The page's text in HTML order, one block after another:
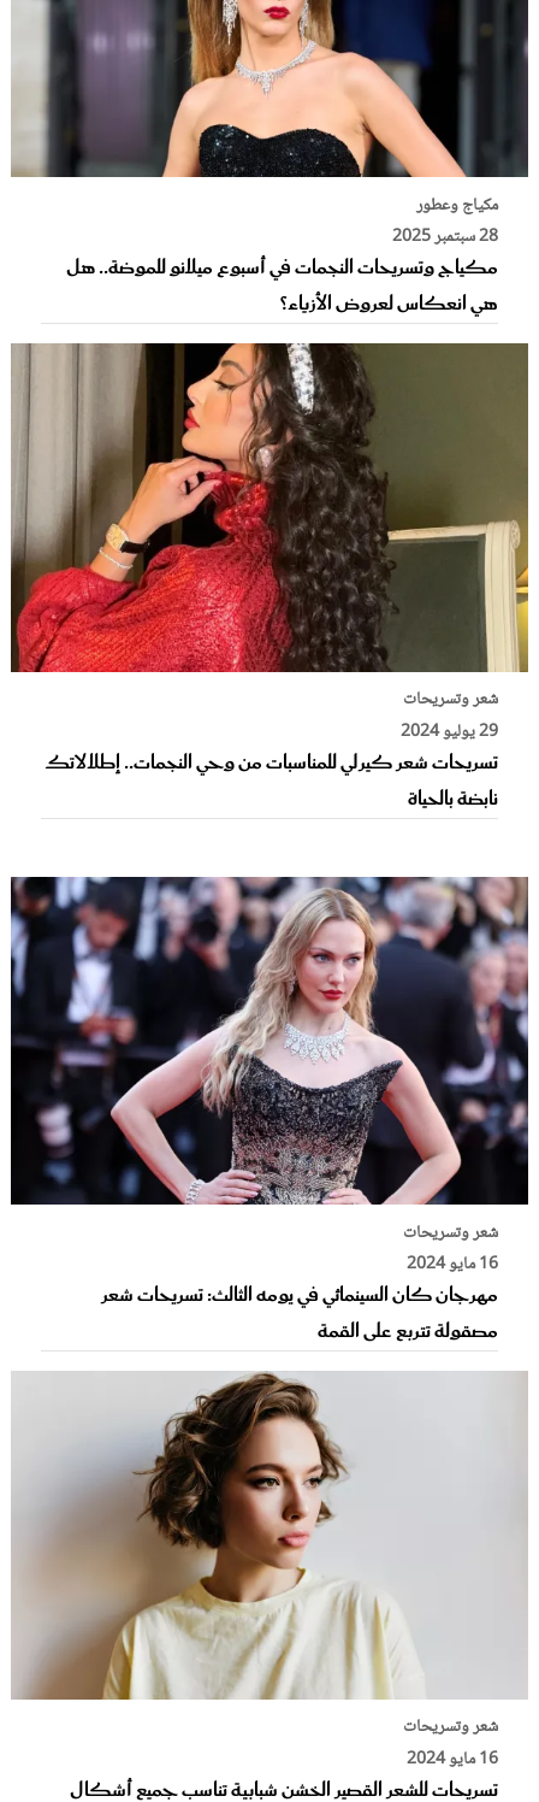
مكياج وعطور
28 سبتمبر 2025
مكياج وتسريحات النجمات في أسبوع ميلانو للموضة.. هل
هي انعكاس لعروض الأزياء؟
شعر وتسريحات
29 يوليو 2024
تسريحات شعر كيرلي للمناسبات من وحي النجمات.. إطلالاتك
نابضة بالحياة
شعر وتسريحات
16 مايو 2024
مهرجان كان السينمائي في يومه الثالث: تسريحات شعر
مصقولة تتربع على القمة
شعر وتسريحات
16 مايو 2024
تسريحات للشعر القصير الخشن شبابية تناسب جميع أشكال